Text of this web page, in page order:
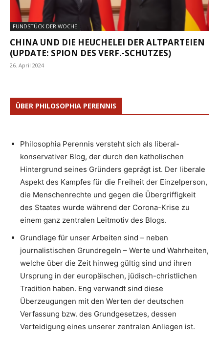
FUNDSTÜCK DER WOCHE
CHINA UND DIE HEUCHELEI DER ALTPARTEIEN
(UPDATE: SPION DES VERF.-SCHUTZES)
26. April 2024
ÜBER PHILOSOPHIA PERENNIS
Philosophia Perennis versteht sich als liberal-
konservativer Blog, der durch den katholischen
Hintergrund seines Gründers geprägt ist. Der liberale
Aspekt des Kampfes für die Freiheit der Einzelperson,
die Menschenrechte und gegen die Übergriffigkeit
des Staates wurde während der Corona-Krise zu
einem ganz zentralen Leitmotiv des Blogs.
Grundlage für unser Arbeiten sind – neben
journalistischen Grundregeln – Werte und Wahrheiten,
welche über die Zeit hinweg gültig sind und ihren
Ursprung in der europäischen, jüdisch-christlichen
Tradition haben. Eng verwandt sind diese
Überzeugungen mit den Werten der deutschen
Verfassung bzw. des Grundgesetzes, dessen
Verteidigung eines unserer zentralen Anliegen ist.